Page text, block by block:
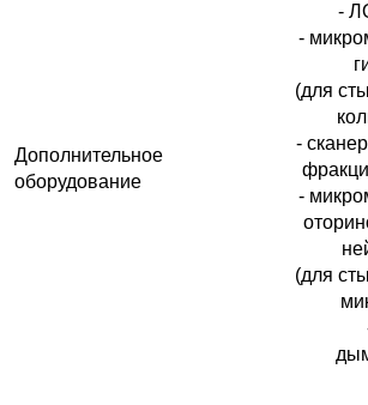
Дополнительное
оборудование
-
-
(для
-
-
(для